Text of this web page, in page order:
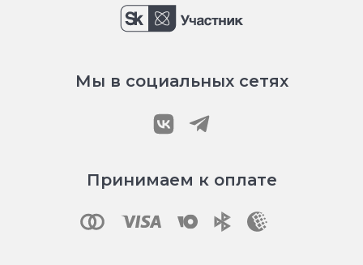
Мы в социальных сетях
Принимаем к оплате